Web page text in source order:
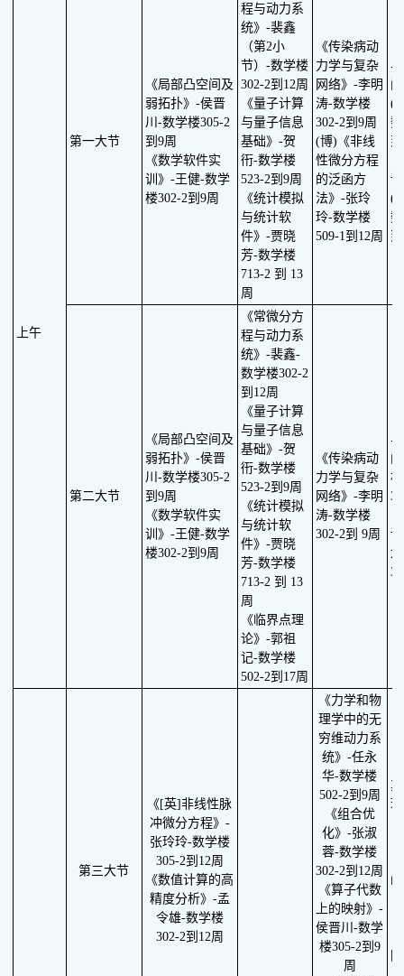
上午
第一大节
《局部凸空间及
弱拓扑》-侯晋
川-数学楼305-2
到9周
《数学软件实
训》-王健-数学
楼302-2到9周
程与动力系
统》-裴鑫
（第2小
节）-数学楼
302-2到12周
《量子计算
与量子信息
基础》-贺
衎-数学楼
523-2到9周
《统计模拟
与统计软
件》-贾晓
芳-数学楼
713-2 到 13
周
《传染病动
力学与复杂
网络》-李明
涛-数学楼
302-2到9周
(博)《非线
性微分方程
的泛函方
法》-张玲
玲-数学楼
509-1到12周
(
(
第二大节
《局部凸空间及
弱拓扑》-侯晋
川-数学楼305-2
到9周
《数学软件实
训》-王健-数学
楼302-2到9周
《常微分方
程与动力系
统》-裴鑫-
数学楼302-2
到12周
《量子计算
与量子信息
基础》-贺
衎-数学楼
523-2到9周
《统计模拟
与统计软
件》-贾晓
芳-数学楼
713-2 到 13
周
《临界点理
论》-郭祖
记-数学楼
502-2到17周
《传染病动
力学与复杂
网络》-李明
涛-数学楼
302-2到 9周
第三大节
《[英]非线性脉
冲微分方程》-
张玲玲-数学楼
305-2到12周
《数值计算的高
精度分析》-孟
令雄-数学楼
302-2到12周
《力学和物
理学中的无
穷维动力系
统》-任永
华-数学楼
502-2到9周
《组合优
化》-张淑
蓉-数学楼
302-2到12周
《算子代数
上的映射》-
侯晋川-数学
楼305-2到9
周